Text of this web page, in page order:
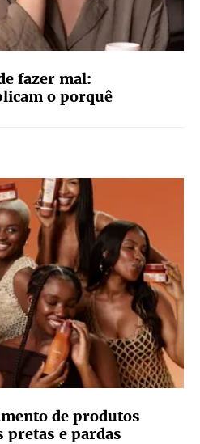
fazer mal:
o porquê
de produtos
pretas e pardas